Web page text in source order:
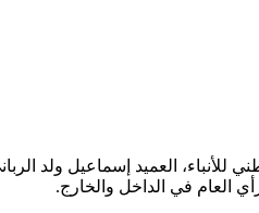
للأنباء، العميد إسماعيل ولد
العام في الداخل والخارج.